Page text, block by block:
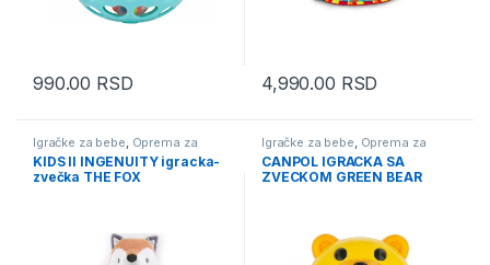
990.00 RSD 4,990.00 RSD
Igračke za bebe Oprema za
bebe i decu
KIDS II INGENUITY igracka-
zvečka THE FOX
Igračke za bebe Oprema za
bebe i decu, Oprema za bebe i
decu - mesečna akcija
CANPOL IGRACKA SA
ZVECKOM GREEN BEAR